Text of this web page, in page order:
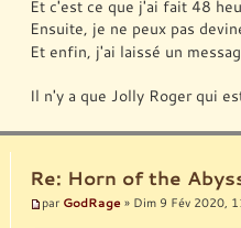
Et c'est ce que j'ai fait 48
Ensuite, je ne peux pas
Et enfin, j'ai laissé un
Il n'y a que Jolly Roger qui
Re: Horn of the
par GodRage » Dim 9 Fév 2020,